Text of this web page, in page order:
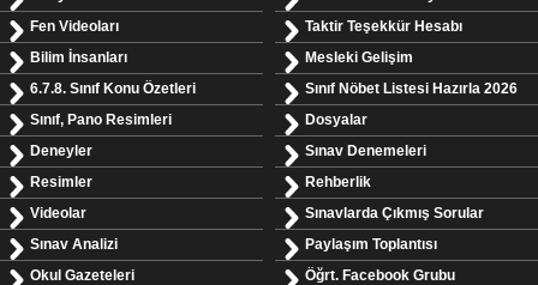
Fen Videoları
Bilim İnsanları
6.7.8. Sınıf Konu Özetleri
Sınıf, Pano Resimleri
Deneyler
Resimler
Videolar
Sınav Analizi
Okul Gazeteleri
Taktir Teşekkür Hesabı
Mesleki Gelişim
Sınıf Nöbet Listesi Hazırla 2026
Dosyalar
Sınav Denemeleri
Rehberlik
Sınavlarda Çıkmış Sorular
Paylaşım Toplantısı
Öğrt. Facebook Grubu